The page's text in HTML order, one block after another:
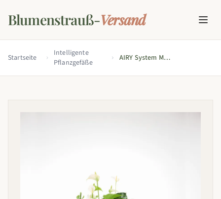
Blumenstrauß-Versand
Startseite
Intelligente
Pflanzgefäße
AIRY System M
creme